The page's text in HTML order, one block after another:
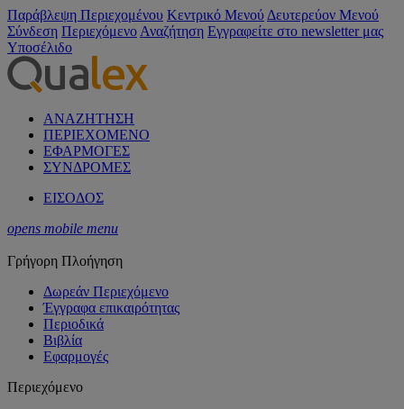
Παράβλεψη Περιεχομένου Κεντρικό Μενού Δευτερεύον Μενού
Σύνδεση Περιεχόμενο Αναζήτηση Εγγραφείτε στο newsletter μας
Υποσέλιδο
ΑΝΑΖΗΤΗΣΗ
ΠΕΡΙΕΧΟΜΕΝΟ
ΕΦΑΡΜΟΓΕΣ
ΣΥΝΔΡΟΜΕΣ
ΕΙΣΟΔΟΣ
opens mobile menu
Γρήγορη Πλοήγηση
Δωρεάν Περιεχόμενο
Έγγραφα επικαιρότητας
Περιοδικά
Βιβλία
Εφαρμογές
Περιεχόμενο